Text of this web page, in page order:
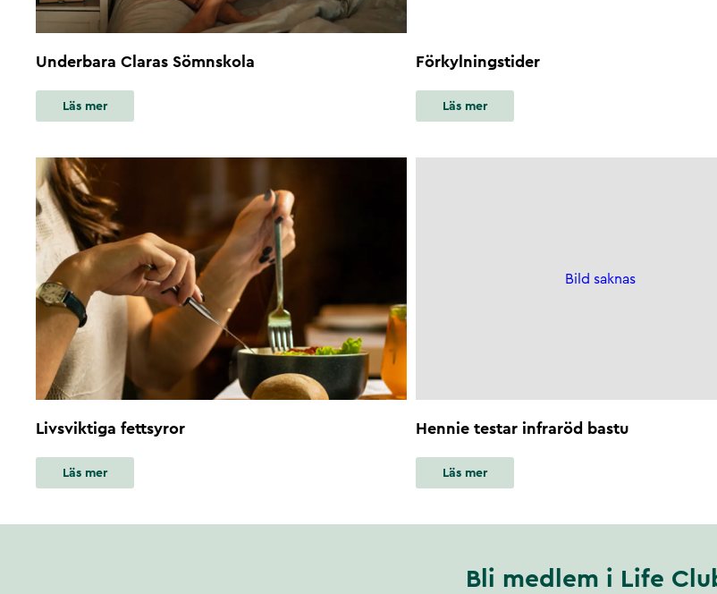
Underbara Claras Sömnskola
Läs mer
Förkylningstider
Läs mer
Livsviktiga fettsyror
Läs mer
Bild saknas
Hennie testar infraröd bastu
Läs mer
Bli medlem i Life